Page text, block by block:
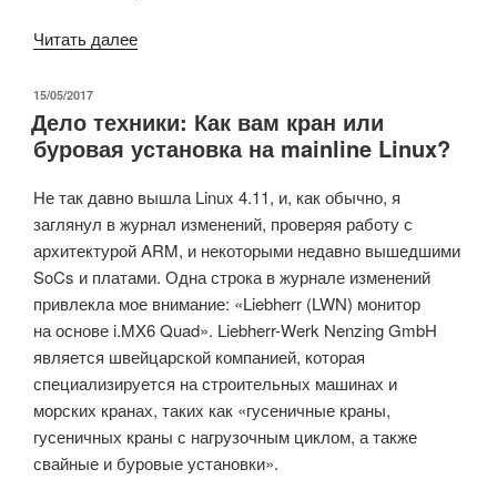
Читать далее«Разработан
разработки
программного
eSync
Automotive
OTA,
включающий
платы
Raspberry
Pi»
ОПУБЛИКОВАНО
15/05/2017
Дело техники: Как вам кран или
буровая установка на mainline Linux?
Не так давно вышла Linux 4.11, и, как обычно, я
заглянул в журнал изменений, проверяя работу с
архитектурой ARM, и некоторыми недавно вышедшими
SoCs и платами. Одна строка в журнале изменений
привлекла мое внимание: «Liebherr (LWN) монитор
на основе i.MX6 Quad». Liebherr-Werk Nenzing GmbH
является швейцарской компанией, которая
специализируется на строительных машинах и
морских кранах, таких как «гусеничные краны,
гусеничных краны с нагрузочным циклом, а также
свайные и буровые установки».